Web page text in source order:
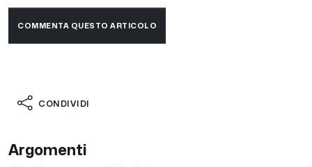
COMMENTA QUESTO ARTICOLO
CONDIVIDI
Argomenti